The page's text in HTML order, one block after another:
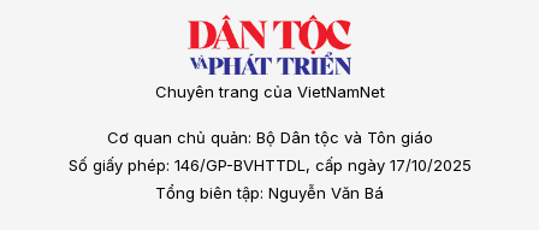
Chuyên trang của VietNamNet
Cơ quan chủ quản: Bộ Dân tộc và Tôn giáo
Số giấy phép: 146/GP-BVHTTDL, cấp ngày 17/10/2025
Tổng biên tập: Nguyễn Văn Bá